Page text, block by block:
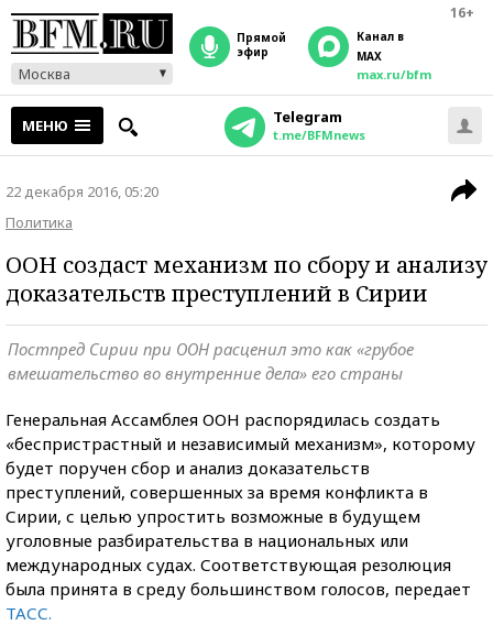
16+
Москва
прямой
эфир
Канал в
MAX
max.ru/bfm
МЕНЮ Telegram
t.me/BFMnews
22 декабря 2016, 05:20
Политика
ООН создаст механизм по сбору и анализу
доказательств преступлений в Сирии
Постпред Сирии при ООН расценил это как «грубое
вмешательство во внутренние дела» его страны
Генеральная Ассамблея ООН распорядилась создать
«беспристрастный и независимый механизм», которому
будет поручен сбор и анализ доказательств
преступлений, совершенных за время конфликта в
Сирии, с целью упростить возможные в будущем
уголовные разбирательства в национальных или
международных судах. Соответствующая резолюция
была принята в среду большинством голосов, передает
ТАСС.